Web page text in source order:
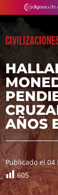
AÑOS
Publicado el 04
605